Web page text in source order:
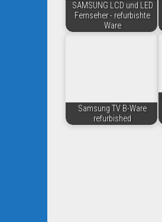
SAMSUNG LCD und LED
Fernseher - refurbishte
Ware
Samsung TV B-Ware
refurbished